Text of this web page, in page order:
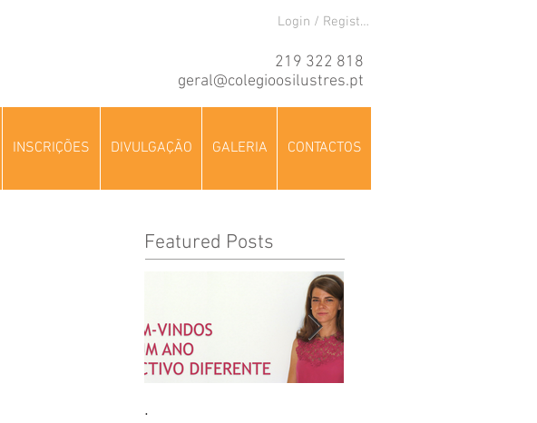
Login / Registre-se
219 322 818
geral@colegioosilustres.pt
INSCRIÇÕES DIVULGAÇÃO GALERIA CONTACTOS
Featured Posts
.